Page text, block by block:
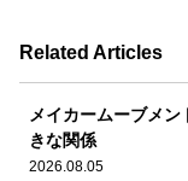
Related Articles
メイカームーブメ
きな関係
2026.08.05